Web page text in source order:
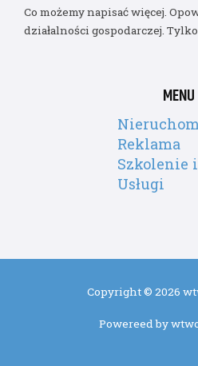
Co możemy napisać więcej.
działalności gospodarczej.
MENU
Reklama
Szkolenie
Usługi
Copyright © 2026
Powereed by